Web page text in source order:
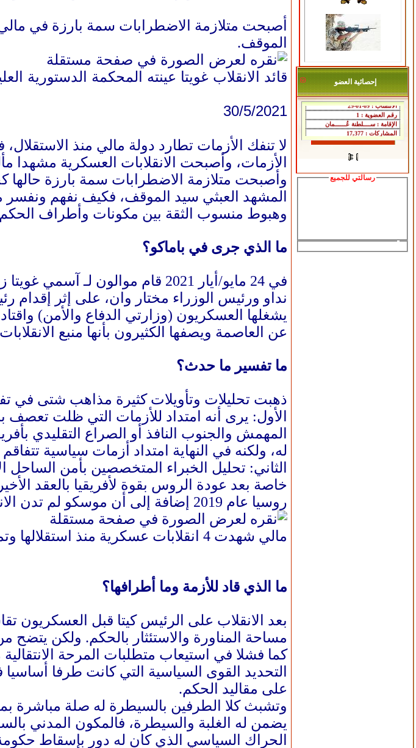
إحصائية العضو
رسالتي للجميع
أصبحت متلازمة الاضطرابات سمة بارزة في
الموقف.
قائد الانقلاب غويتا عينته المحكمة الدستورية
30/5/2021
لا تنفك الأزمات تطارد دولة مالي منذ
الأزمات، وأصبحت الانقلابات العسكرية مشهدا
وأصبحت متلازمة الاضطرابات سمة بارزة حالها
المشهد العبثي سيد الموقف، فكيف نفهم
وهبوط منسوب الثقة بين مكونات وأطراف الحكم
ما الذي جرى في باماكو؟
نداو ورئيس الوزراء مختار وان، على إثر إقدام
عن العاصمة ويصفها الكثيرون بأنها منبع الانقلابات في
ما تفسير ما حدث؟
ذهبت تحليلات وتأويلات كثيرة مذاهب شتى في
الأول: يرى أنه امتداد للأزمات التي ظلت تعصف
المهمش والجنوب النافذ أو الصراع التقليدي
له، ولكنه في النهاية امتداد أزمات سياسية
الثاني: تحليل الخبراء المتخصصين بأمن
خاصة بعد عودة الروس بقوة لأفريقيا بالعقد
روسيا عام 2019 إضافة إلى أن موسكو لم تدن الانقلاب من أساسه.
مالي شهدت 4 انقلابات عسكرية منذ استقلالها وتمردا قاده الطوارق في شمالها بالتسعينيات (رويترز)
ما الذي قاد للأزمة وما أطرافها؟
بعد الانقلاب على الرئيس كيتا قبل
مساحة المناورة والاستئثار بالحكم. ولكن
كما فشلا في استيعاب متطلبات المرحة
التحديد القوى السياسية التي كانت طرفا
على مقاليد الحكم.
وتشبث كلا الطرفين بالسيطرة له صلة مباشرة
يضمن له الغلبة والسيطرة، فالمكون المدني
الحراك السياسي الذي كان له دور بإسقاط